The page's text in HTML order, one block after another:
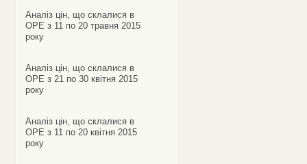
Аналіз цін, що склалися в
ОРЕ з 11 по 20 травня 2015
року
Аналіз цін, що склалися в
ОРЕ з 21 по 30 квітня 2015
року
Аналіз цін, що склалися в
ОРЕ з 11 по 20 квітня 2015
року